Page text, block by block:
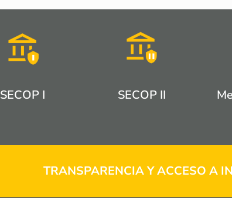
SECOP I SECOP II
TRANSPARENCIA Y ACCESO A